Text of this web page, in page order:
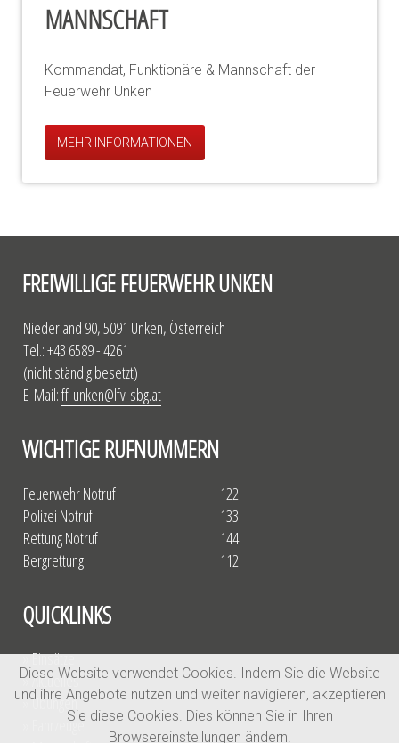
MANNSCHAFT
Kommandat, Funktionäre & Mannschaft der
Feuerwehr Unken
MEHR INFORMATIONEN
FREIWILLIGE FEUERWEHR UNKEN
Niederland 90, 5091 Unken, Österreich
Tel.: +43 6589 - 4261
(nicht ständig besetzt)
E-Mail:ff-unken@lfv-sbg.at
WICHTIGE RUFNUMMERN
Feuerwehr Notruf
Polizei Notruf
Rettung Notruf
Bergrettung
122
133
144
112
QUICKLINKS
» Einsätze
» Aktuelles
» Übungen
» Fahrzeuge
Diese Website verwendet Cookies. Indem Sie die Website
und ihre Angebote nutzen und weiter navigieren, akzeptieren
Sie diese Cookies. Dies können Sie in Ihren
Browsereinstellungen ändern.